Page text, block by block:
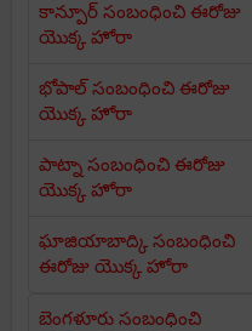
కాన్పూర్ సంబంధించి ఈరోజు
యొక్క హోరా
భోపాల్ సంబంధించి ఈరోజు
యొక్క హోరా
పాట్నా సంబంధించి ఈరోజు
యొక్క హోరా
ఘాజియాబాద్కి సంబంధించి
ఈరోజు యొక్క హోరా
బెంగళూరు సంబంధించి